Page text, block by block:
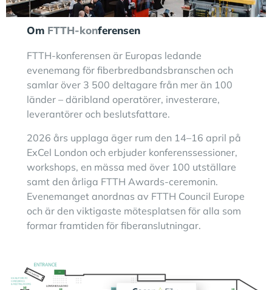
Om FTTH-konferensen
FTTH-konferensen är Europas ledande
evenemang för fiberbredbandsbranschen och
samlar över 3 500 deltagare från mer än 100
länder – däribland operatörer, investerare,
leverantörer och beslutsfattare.
2026 års upplaga äger rum den 14–16 april på
ExCel London och erbjuder konferenssessioner,
workshops, en mässa med över 100 utställare
samt den årliga FTTH Awards-ceremonin.
Evenemanget anordnas av FTTH Council Europe
och är den viktigaste mötesplatsen för alla som
formar framtiden för fiberanslutningar.